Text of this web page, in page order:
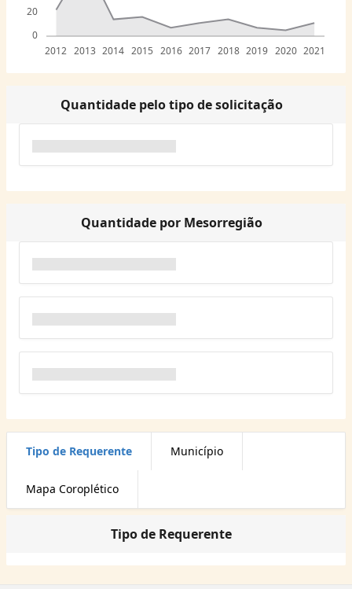
0
20
2012 2013 2014 2015 2016 2017 2018 2019 2020 2021
Quantidade pelo tipo de solicitação
Quantidade por Mesorregião
Tipo de Requerente Município
Mapa Coroplético
Tipo de Requerente